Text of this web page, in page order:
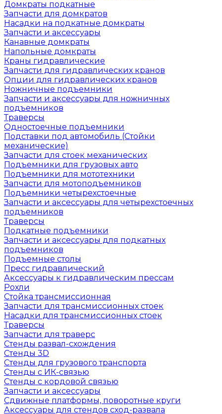
Домкраты подкатные
Запчасти для домкратов
Насадки на подкатные домкраты
Запчасти и аксессуары
Канавные домкраты
Напольные домкраты
Краны гидравлические
Запчасти для гидравлических кранов
Опции для гидравлических кранов
Ножничные подъемники
Запчасти и аксессуары для ножничных
подъемников
Траверсы
Одностоечные подъемники
Подставки под автомобиль (Стойки
механические)
Запчасти для стоек механических
Подъемники для грузовых авто
Подъемники для мототехники
Запчасти для мотоподъемников
Подъемники четырехстоечные
Запчасти и аксессуары для четырехстоечных
подъемников
Траверсы
Подкатные подъемники
Запчасти и аксессуары для подкатных
подъемников
Подъемные столы
Пресс гидравлический
Аксессуары к гидравлическим прессам
Рохли
Стойка трансмиссионная
Запчасти для трансмиссионных стоек
Насадки для трансмиссионных стоек
Траверсы
Запчасти для траверс
Стенды развал-схождения
Стенды 3D
Стенды для грузового транспорта
Стенды с ИК-связью
Стенды с кордовой связью
Запчасти и аксессуары
Сдвижные платформы, поворотные круги
Аксессуары для стендов сход-развала